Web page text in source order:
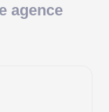
agence